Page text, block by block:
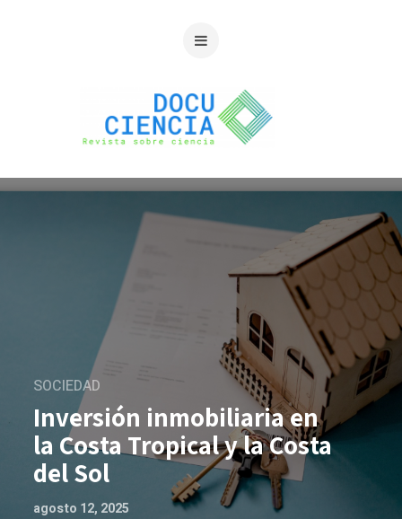
SOCIEDAD
Inversión inmobiliaria en
la Costa Tropical y la Costa
del Sol
agosto 12, 2025